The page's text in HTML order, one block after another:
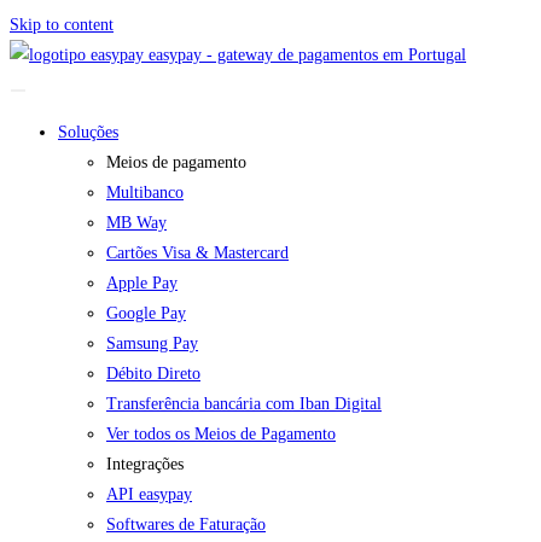
Skip to content
easypay - gateway de pagamentos em Portugal
Soluções
Meios de pagamento
Multibanco
MB Way
Cartões Visa & Mastercard
Apple Pay
Google Pay
Samsung Pay
Débito Direto
Transferência bancária com Iban Digital
Ver todos os Meios de Pagamento
Integrações
API easypay
Softwares de Faturação